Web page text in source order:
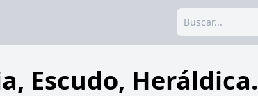
Search
Escudo, Heráldica.